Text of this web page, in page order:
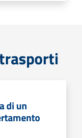
di un